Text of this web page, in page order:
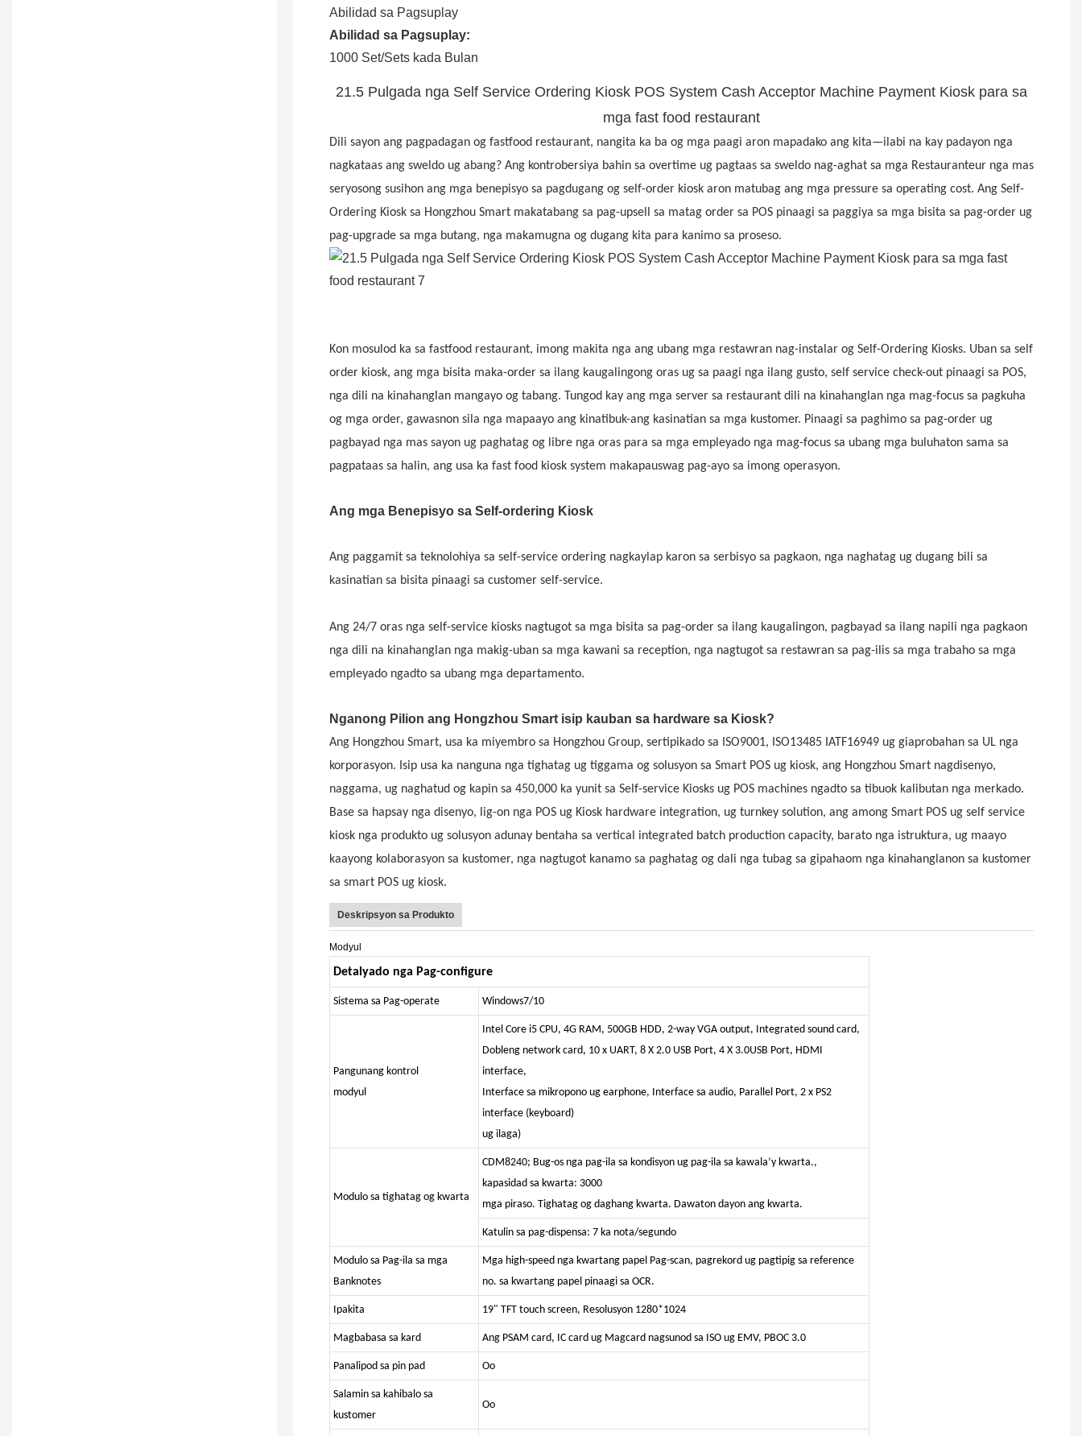
Abilidad sa Pagsuplay
Abilidad sa Pagsuplay:
1000 Set/Sets kada Bulan
21.5 Pulgada nga Self Service Ordering Kiosk POS System Cash Acceptor Machine Payment Kiosk para sa
mga fast food restaurant
Dili sayon ​​ang pagpadagan og fastfood restaurant, nangita ka ba og mga paagi aron mapadako ang kita—ilabi na kay padayon nga
nagkataas ang sweldo ug abang? Ang kontrobersiya bahin sa overtime ug pagtaas sa sweldo nag-aghat sa mga Restauranteur nga mas
seryosong susihon ang mga benepisyo sa pagdugang og self-order kiosk aron matubag ang mga pressure sa operating cost. Ang Self-
Ordering Kiosk sa Hongzhou Smart makatabang sa pag-upsell sa matag order sa POS pinaagi sa paggiya sa mga bisita sa pag-order ug
pag-upgrade sa mga butang, nga makamugna og dugang kita para kanimo sa proseso.
Kon mosulod ka sa fastfood restaurant, imong makita nga ang ubang mga restawran nag-instalar og Self-Ordering Kiosks. Uban sa self
order kiosk, ang mga bisita maka-order sa ilang kaugalingong oras ug sa paagi nga ilang gusto, self service check-out pinaagi sa POS,
nga dili na kinahanglan mangayo og tabang. Tungod kay ang mga server sa restaurant dili na kinahanglan nga mag-focus sa pagkuha
og mga order, gawasnon sila nga mapaayo ang kinatibuk-ang kasinatian sa mga kustomer. Pinaagi sa paghimo sa pag-order ug
pagbayad nga mas sayon ​​ug paghatag og libre nga oras para sa mga empleyado nga mag-focus sa ubang mga buluhaton sama sa
pagpataas sa halin, ang usa ka fast food kiosk system makapauswag pag-ayo sa imong operasyon.
Ang mga Benepisyo sa Self-ordering Kiosk
Ang paggamit sa teknolohiya sa self-service ordering nagkaylap karon sa serbisyo sa pagkaon, nga naghatag ug dugang bili sa
kasinatian sa bisita pinaagi sa customer self-service.
Ang 24/7 oras nga self-service kiosks nagtugot sa mga bisita sa pag-order sa ilang kaugalingon, pagbayad sa ilang napili nga pagkaon
nga dili na kinahanglan nga makig-uban sa mga kawani sa reception, nga nagtugot sa restawran sa pag-ilis sa mga trabaho sa mga
empleyado ngadto sa ubang mga departamento.
Nganong Pilion ang Hongzhou Smart isip kauban sa hardware sa Kiosk?
Ang Hongzhou Smart, usa ka miyembro sa Hongzhou Group, sertipikado sa ISO9001, ISO13485 IATF16949 ug giaprobahan sa UL nga
korporasyon. Isip usa ka nanguna nga tighatag ug tiggama og solusyon sa Smart POS ug kiosk, ang Hongzhou Smart nagdisenyo,
naggama, ug naghatud og kapin sa 450,000 ka yunit sa Self-service Kiosks ug POS machines ngadto sa tibuok kalibutan nga merkado.
Base sa hapsay nga disenyo, lig-on nga POS ug Kiosk hardware integration, ug turnkey solution, ang among Smart POS ug self service
kiosk nga produkto ug solusyon adunay bentaha sa vertical integrated batch production capacity, barato nga istruktura, ug maayo
kaayong kolaborasyon sa kustomer, nga nagtugot kanamo sa paghatag og dali nga tubag sa gipahaom nga kinahanglanon sa kustomer
sa smart POS ug kiosk.
Deskripsyon sa Produkto
Modyul
Detalyado nga Pag-configure
Sistema sa Pag-operate Windows7/10
Pangunang kontrol
modyul
Intel Core i5 CPU, 4G RAM, 500GB HDD, 2-way VGA output, Integrated sound card,
Dobleng network card, 10 x UART, 8 X 2.0 USB Port, 4 X 3.0USB Port, HDMI
interface,
Interface sa mikropono ug earphone, Interface sa audio, Parallel Port, 2 x PS2
interface (keyboard)
ug ilaga)
Modulo sa tighatag og kwarta
CDM8240; Bug-os nga pag-ila sa kondisyon ug pag-ila sa kawala’y kwarta.,
kapasidad sa kwarta: 3000
mga piraso. Tighatag og daghang kwarta. Dawaton dayon ang kwarta.
Katulin sa pag-dispensa: 7 ka nota/segundo
Modulo sa Pag-ila sa mga
Banknotes
Mga high-speed nga kwartang papel Pag-scan, pagrekord ug pagtipig sa reference
no. sa kwartang papel pinaagi sa OCR.
Ipakita 19" TFT touch screen, Resolusyon 1280*1024
Magbabasa sa kard Ang PSAM card, IC card ug Magcard nagsunod sa ISO ug EMV, PBOC 3.0
Panalipod sa pin pad Oo
Salamin sa kahibalo sa
kustomer
Oo